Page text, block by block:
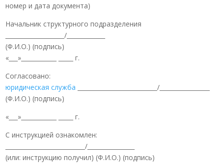
номер и дата документа)
Начальник структурного подразделения
____________________/_____________
(Ф.И.О.) (подпись)
«___»____________ _____ г.
Согласовано:
юридическая служба ___________________________/_________________
(Ф.И.О.) (подпись)
«___»____________ _____ г.
С инструкцией ознакомлен:
___________________________/________________
(или: инструкцию получил) (Ф.И.О.) (подпись)